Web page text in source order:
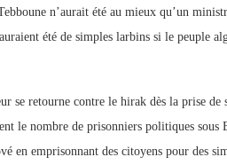
n’aurait été au mieux qu’un
été de simples larbins si le peuple
se retourne contre le hirak dès la prise de
le nombre de prisonniers politiques
en emprisonnant des citoyens pour des